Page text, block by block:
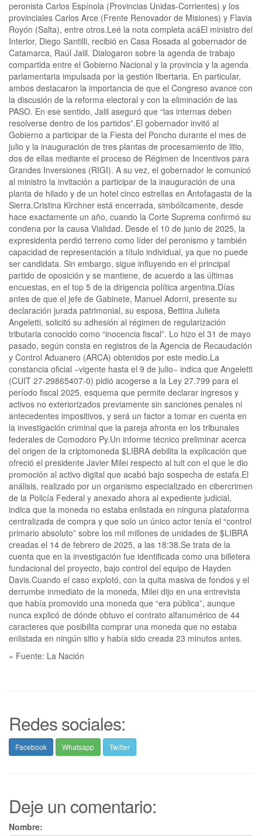
peronista Carlos Espínola (Provincias Unidas-Corrientes) y los
provinciales Carlos Arce (Frente Renovador de Misiones) y Flavia
Royón (Salta), entre otros.Leé la nota completa acáEl ministro del
Interior, Diego Santilli, recibió en Casa Rosada al gobernador de
Catamarca, Raúl Jalil. Dialogaron sobre la agenda de trabajo
compartida entre el Gobierno Nacional y la provincia y la agenda
parlamentaria impulsada por la gestión libertaria. En particular,
ambos destacaron la importancia de que el Congreso avance con
la discusión de la reforma electoral y con la eliminación de las
PASO. En ese sentido, Jalil aseguró que “las internas deben
resolverse dentro de los partidos”.El gobernador invitó al
Gobierno a participar de la Fiesta del Poncho durante el mes de
julio y la inauguración de tres plantas de procesamiento de litio,
dos de ellas mediante el proceso de Régimen de Incentivos para
Grandes Inversiones (RIGI). A su vez, el gobernador le comunicó
al ministro la invitación a participar de la inauguración de una
planta de hilado y de un hotel cinco estrellas en Antofagasta de la
Sierra.Cristina Kirchner está encerrada, simbólicamente, desde
hace exactamente un año, cuando la Corte Suprema confirmó su
condena por la causa Vialidad. Desde el 10 de junio de 2025, la
expresidenta perdió terreno como líder del peronismo y también
capacidad de representación a título individual, ya que no puede
ser candidata. Sin embargo, sigue influyendo en el principal
partido de oposición y se mantiene, de acuerdo a las últimas
encuestas, en el top 5 de la dirigencia política argentina.Días
antes de que el jefe de Gabinete, Manuel Adorni, presente su
declaración jurada patrimonial, su esposa, Bettina Julieta
Angeletti, solicitó su adhesión al régimen de regularización
tributaria conocido como “inocencia fiscal”. Lo hizo el 31 de mayo
pasado, según consta en registros de la Agencia de Recaudación
y Control Aduanero (ARCA) obtenidos por este medio.La
constancia oficial −vigente hasta el 9 de julio− indica que Angeletti
(CUIT 27-29865407-0) pidió acogerse a la Ley 27.799 para el
período fiscal 2025, esquema que permite declarar ingresos y
activos no exteriorizados previamente sin sanciones penales ni
antecedentes impositivos, y será un factor a tomar en cuenta en
la investigación criminal que la pareja afronta en los tribunales
federales de Comodoro Py.Un informe técnico preliminar acerca
del origen de la criptomoneda $LIBRA debilita la explicación que
ofreció el presidente Javier Milei respecto al tuit con el que le dio
promoción al activo digital que acabó bajo sospecha de estafa.El
análisis, realizado por un organismo especializado en cibercrimen
de la Policía Federal y anexado ahora al expediente judicial,
indica que la moneda no estaba enlistada en ninguna plataforma
centralizada de compra y que solo un único actor tenía el “control
primario absoluto” sobre los mil millones de unidades de $LIBRA
creadas el 14 de febrero de 2025, a las 18:38.Se trata de la
cuenta que en la investigación fue identificada como una billetera
fundacional del proyecto, bajo control del equipo de Hayden
Davis.Cuando el caso explotó, con la quita masiva de fondos y el
derrumbe inmediato de la moneda, Milei dijo en una entrevista
que había promovido una moneda que “era pública”, aunque
nunca explicó de dónde obtuvo el contrato alfanumérico de 44
caracteres que posibilita comprar una moneda que no estaba
enlistada en ningún sitio y había sido creada 23 minutos antes.
» Fuente: La Nación
Redes sociales:
Facebook Whatsapp Twitter
Deje un comentario:
Nombre: